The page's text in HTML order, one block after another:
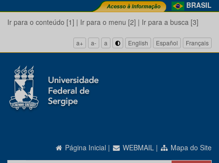
BRASIL
Ir para o conteúdo [1] | Ir para o menu [2] | Ir para a busca [3]
a+ a- a English Español Français
Página Inicial | WEBMAIL | Mapa do Site